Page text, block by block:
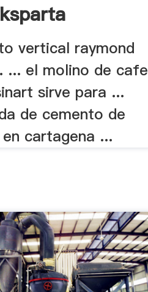
vertical raymond
... el molino de cafe
sirve para ...
de cemento de
cartagena ...